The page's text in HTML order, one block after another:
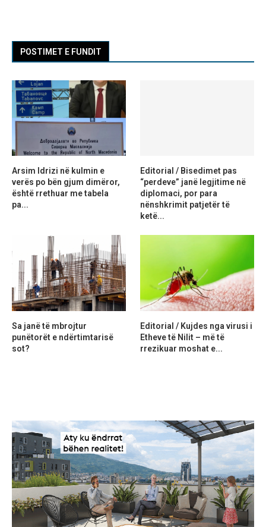
POSTIMET E FUNDIT
Arsim Idrizi në kulmin e
verës po bën gjum dimëror,
është rrethuar me tabela
pa...
Editorial / Bisedimet pas
“perdeve” janë legjitime në
diplomaci, por para
nënshkrimit patjetër të
ketë...
Sa janë të mbrojtur
punëtorët e ndërtimtarisë
sot?
Editorial / Kujdes nga virusi i
Etheve të Nilit – më të
rrezikuar moshat e...